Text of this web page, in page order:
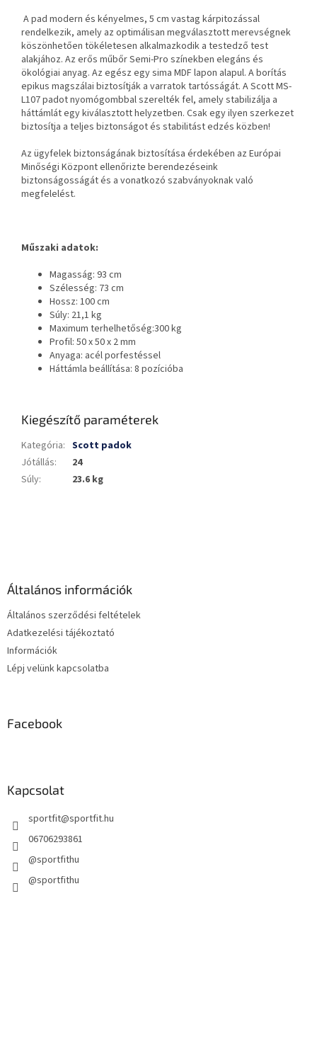
A pad modern és kényelmes, 5 cm vastag kárpitozással
rendelkezik, amely az optimálisan megválasztott merevségnek
köszönhetően tökéletesen alkalmazkodik a testedző test
alakjához. Az erős műbőr Semi-Pro színekben elegáns és
ökológiai anyag. Az egész egy sima MDF lapon alapul. A borítás
epikus magszálai biztosítják a varratok tartósságát. A Scott MS-
L107 padot nyomógombbal szerelték fel, amely stabilizálja a
háttámlát egy kiválasztott helyzetben. Csak egy ilyen szerkezet
biztosítja a teljes biztonságot és stabilitást edzés közben!
Az ügyfelek biztonságának biztosítása érdekében az Európai
Minőségi Központ ellenőrizte berendezéseink
biztonságosságát és a vonatkozó szabványoknak való
megfelelést.
Műszaki adatok:
Magasság: 93 cm
Szélesség: 73 cm
Hossz: 100 cm
Súly: 21,1 kg
Maximum terhelhetőség:300 kg
Profil: 50 x 50 x 2 mm
Anyaga: acél porfestéssel
Háttámla beállítása: 8 pozícióba
Kiegészítő paraméterek
Kategória: Scott padok
Jótállás:
24
Súly: 23.6 kg
Általános információk
Általános szerződési feltételek
Adatkezelési tájékoztató
Információk
Lépj velünk kapcsolatba
Facebook
Kapcsolat
sportfit@sportfit.hu
06706293861
@sportfithu
@sportfithu